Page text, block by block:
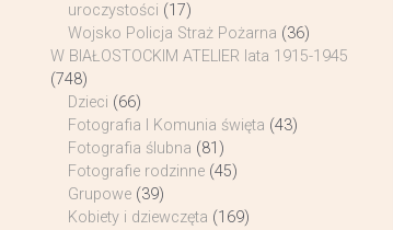
uroczystości (17)
Wojsko Policja Straż Pożarna (36)
W BIAŁOSTOCKIM ATELIER lata 1915-1945
(748)
Dzieci (66)
Fotografia I Komunia święta (43)
Fotografia ślubna (81)
Fotografie rodzinne (45)
Grupowe (39)
Kobiety i dziewczęta (169)